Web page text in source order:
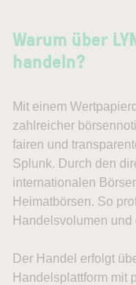
Warum über
handeln?
Mit einem
zahlreicher
fairen und
Splunk. Durch den
internationalen
Heimatbörsen. So
Handelsvolumen
Der Handel erfolgt
Handelsplattform mit